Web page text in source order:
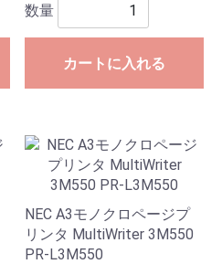
数量
カートに入れる
NEC A3モノクロページプ
リンタ MultiWriter 3M550
PR-L3M550